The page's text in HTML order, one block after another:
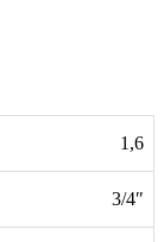
1,6
3/4″